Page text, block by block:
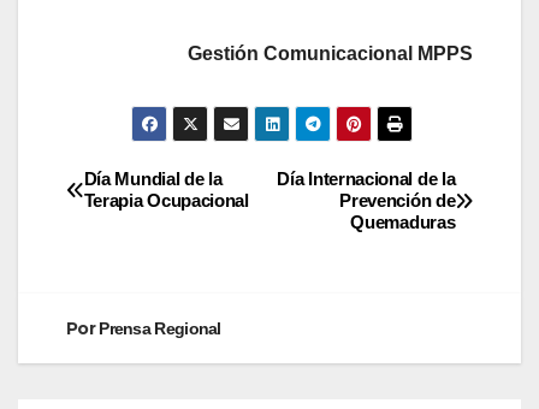
Gestión Comunicacional MPPS
Día Internacional de la
Prevención de
Quemaduras
Día Mundial de la
Terapia Ocupacional
PorPrensa Regional